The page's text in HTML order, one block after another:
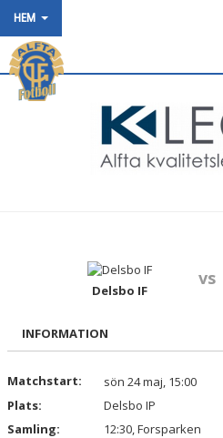
HEM
HEM
DOKUMENT
MATCHER
Delsbo IF
vs
INFORMATION
Matchstart:
sön 24 maj, 15:00
Plats:
Delsbo IP
Samling:
12:30, Forsparken